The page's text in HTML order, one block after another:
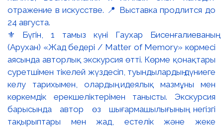
⚜️ Бүгін, 1 тамыз күні Гаухар Бисенғалиеваның
(Арухан) «Жад бедері / Matter of Memory» көрмесі
аясында авторлық экскурсия өтті. Көрме қонақтары
суретшімен тікелей жүздесіп, туындылардың дүниеге
келу тарихымен, олардың идеялық мазмұны мен
көркемдік ерекшеліктерімен танысты. Экскурсия
барысында автор өз шығармашылығының негізгі
тақырыптары мен жад, естелік және жеке